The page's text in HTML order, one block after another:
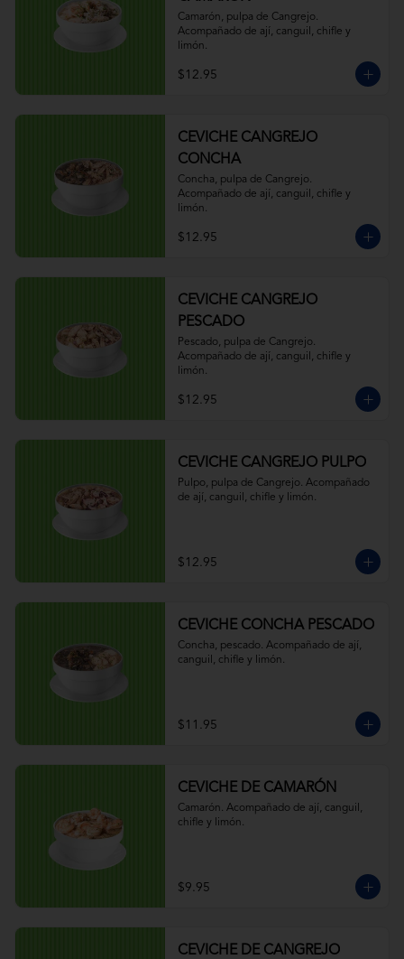
Camarón, pulpa de Cangrejo.
Acompañado de ají, canguil, chifle y
limón.
$12.95
CEVICHE CANGREJO
CONCHA
Concha, pulpa de Cangrejo.
Acompañado de ají, canguil, chifle y
limón.
$12.95
CEVICHE CANGREJO
PESCADO
Pescado, pulpa de Cangrejo.
Acompañado de ají, canguil, chifle y
limón.
$12.95
CEVICHE CANGREJO PULPO
Pulpo, pulpa de Cangrejo. Acompañado
de ají, canguil, chifle y limón.
$12.95
CEVICHE CONCHA PESCADO
Concha, pescado. Acompañado de ají,
canguil, chifle y limón.
$11.95
CEVICHE DE CAMARÓN
Camarón. Acompañado de ají, canguil,
chifle y limón.
$9.95
CEVICHE DE CANGREJO